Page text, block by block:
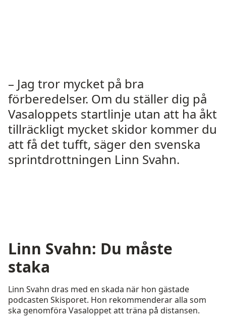
– Jag tror mycket på bra
förberedelser. Om du ställer dig på
Vasaloppets startlinje utan att ha åkt
tillräckligt mycket skidor kommer du
att få det tufft, säger den svenska
sprintdrottningen Linn Svahn.
Linn Svahn: Du måste
staka
Linn Svahn dras med en skada när hon gästade
podcasten Skisporet. Hon rekommenderar alla som
ska genomföra Vasaloppet att träna på distansen.